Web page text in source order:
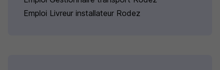
Emploi Livreur installateur Rodez